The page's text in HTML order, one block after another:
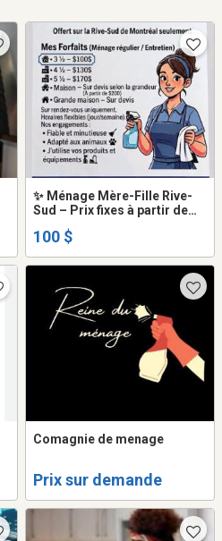
✨ Ménage Mère-Fille Rive-
Sud – Prix fixes à partir de
100 $
Comagnie de menage
Prix sur demande